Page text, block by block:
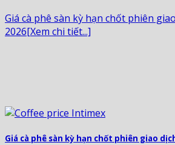
Giá cà phê sàn kỳ hạn chốt phiên
2026[Xem chi tiết...]
Giá cà phê sàn kỳ hạn chốt phiên giao